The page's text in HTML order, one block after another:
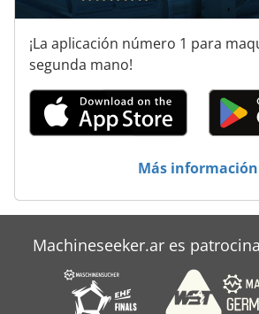
¡La aplicación número 1 para
segunda mano!
Más información
Machineseeker.ar es